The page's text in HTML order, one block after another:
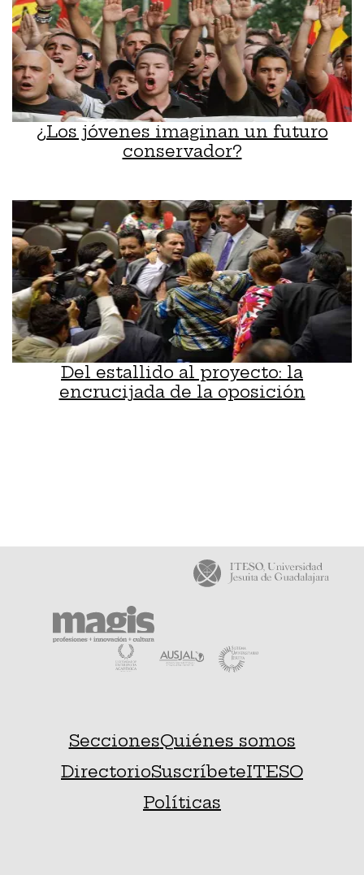
¿Los jóvenes imaginan un futuro
conservador?
Del estallido al proyecto: la
encrucijada de la oposición
SeccionesQuiénes somos
DirectorioSuscríbeteITESO
Políticas